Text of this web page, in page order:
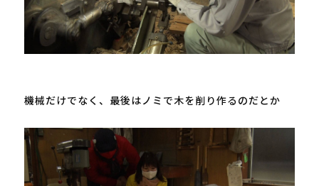
機械だけでなく、最後はノミで木を削り作るのだとか